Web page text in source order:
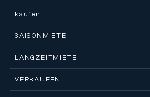
kaufen
SAISONMIETE
LANGZEITMIETE
VERKAUFEN